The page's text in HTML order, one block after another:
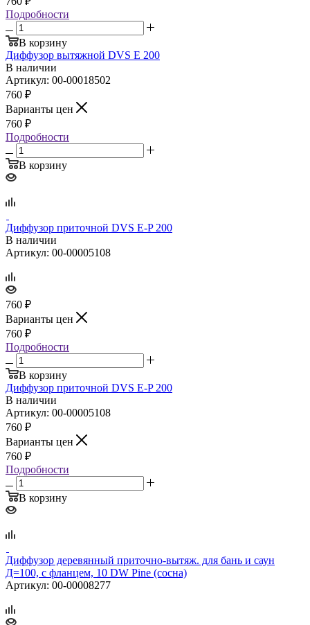
Подробности
В корзину
Диффузор вытяжной DVS E 200
В наличии
Артикул: 00-00018502
760 ₽
Варианты цен
760 ₽
Подробности
В корзину
Диффузор приточной DVS E‑P 200
В наличии
Артикул: 00-00005108
760 ₽
Варианты цен
760 ₽
Подробности
В корзину
Диффузор приточной DVS E‑P 200
В наличии
Артикул: 00-00005108
760 ₽
Варианты цен
760 ₽
Подробности
В корзину
Диффузор деревянный приточно‑вытяж. для бань и саун
Д=100, с фланцем, 10 DW Pine (сосна)
Артикул: 00-00008277